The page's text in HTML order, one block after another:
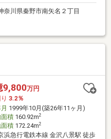
奈川県秦野市南矢名２丁目
9,800万円
3.2％
1999年10月(築26年11ヶ月)
積160.92m2
積172.24m2
浜急行電鉄本線 金沢八景駅 徒歩